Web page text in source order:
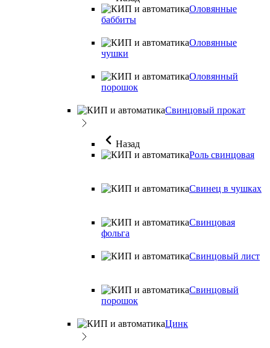
Оловянные
баббиты
Оловянные
чушки
Оловянный
порошок
Свинцовый прокат
Назад
Роль свинцовая
Свинец в чушках
Свинцовая
фольга
Свинцовый лист
Свинцовый
порошок
Цинк